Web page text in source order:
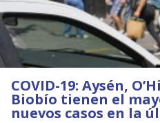
COVID-19: Aysén,
Biobío tienen el
nuevos casos en la